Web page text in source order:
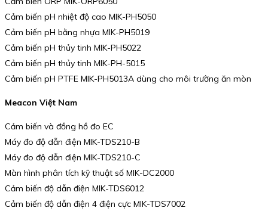
Cảm biến pH nhiệt độ cao MIK-PH5050
Cảm biến pH bằng nhựa MIK-PH5019
Cảm biến pH thủy tinh MIK-PH5022
Cảm biến pH thủy tinh MIK-PH-5015
Cảm biến pH PTFE MIK-PH5013A dùng cho môi trường ăn mòn
Meacon Việt Nam
Cảm biến và đồng hồ đo EC
Máy đo độ dẫn điện MIK-TDS210-B
Máy đo độ dẫn điện MIK-TDS210-C
Màn hình phân tích kỹ thuật số MIK-DC2000
Cảm biến độ dẫn điện MIK-TDS6012
Cảm biến độ dẫn điện 4 điện cực MIK-TDS7002